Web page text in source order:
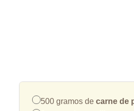
500 gramos de carne de